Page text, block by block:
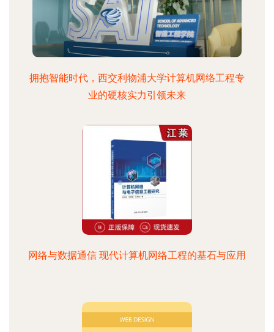
拥抱智能时代，西交利物浦大学计算机网络工程专
业的硬核实力引领未来
网络与数据通信 现代计算机网络工程的基石与应用